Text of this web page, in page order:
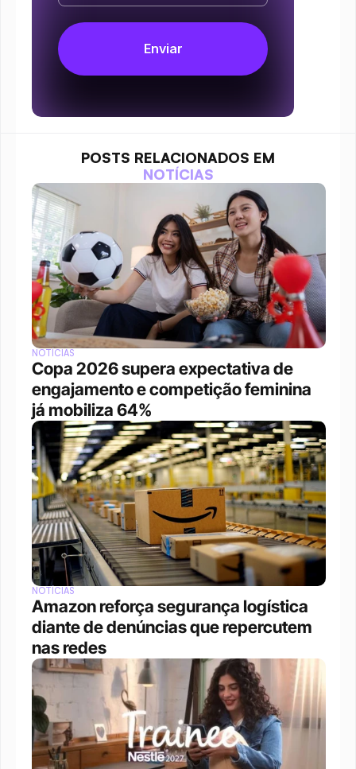
POSTS RELACIONADOS EM
NOTÍCIAS
NOTÍCIAS
Copa 2026 supera expectativa de
engajamento e competição feminina
já mobiliza 64%
NOTÍCIAS
Amazon reforça segurança logística
diante de denúncias que repercutem
nas redes